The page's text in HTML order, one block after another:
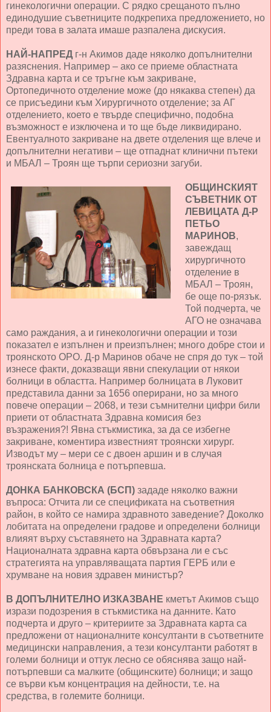
гинекологични операции. С рядко срещаното пълно
единодушие съветниците подкрепиха предложението, но
преди това в залата имаше разпалена дискусия.
НАЙ-НАПРЕД г-н Акимов даде няколко допълнителни
разяснения. Например – ако се приеме областната
Здравна карта и се тръгне към закриване,
Ортопедичното отделение може (до някаква степен) да
се присъедини към Хирургичното отделение; за АГ
отделението, което е твърде специфично, подобна
възможност е изключена и то ще бъде ликвидирано.
Евентуалното закриване на двете отделения ще влече и
допълнителни негативи – ще отпаднат клинични пътеки
и МБАЛ – Троян ще търпи сериозни загуби.
ОБЩИНСКИЯТ
СЪВЕТНИК ОТ
ЛЕВИЦАТА Д-Р
ПЕТЬО
МАРИНОВ,
завеждащ
хирургичното
отделение в
МБАЛ – Троян,
бе още по-рязък.
Той подчерта, че
АГО не означава
само раждания, а и гинекологични операции и този
показател е изпълнен и преизпълнен; много добре стои и
троянското ОРО. Д-р Маринов обаче не спря до тук – той
изнесе факти, доказващи явни спекулации от някои
болници в областта. Например болницата в Луковит
представила данни за 1656 оперирани, но за много
повече операции – 2068, и тези съмнителни цифри били
приети от областната Здравна комисия без
възражения?! Явна стъкмистика, за да се избегне
закриване, коментира известният троянски хирург.
Изводът му – мери се с двоен аршин и в случая
троянската болница е потърпевша.
ДОНКА БАНКОВСКА (БСП) зададе няколко важни
въпроса: Отчита ли се спецификата на съответния
район, в който се намира здравното заведение? Доколко
лобитата на определени градове и определени болници
влияят върху съставянето на Здравната карта?
Националната здравна карта обвързана ли е със
стратегията на управляващата партия ГЕРБ или е
хрумване на новия здравен министър?
В ДОПЪЛНИТЕЛНО ИЗКАЗВАНЕ кметът Акимов също
изрази подозрения в стъкмистика на данните. Като
подчерта и друго – критериите за Здравната карта са
предложени от националните консултанти в съответните
медицински направления, а тези консултанти работят в
големи болници и оттук лесно се обяснява защо най-
потърпевши са малките (общинските) болници; и защо
се върви към концентрация на дейности, т.е. на
средства, в големите болници.